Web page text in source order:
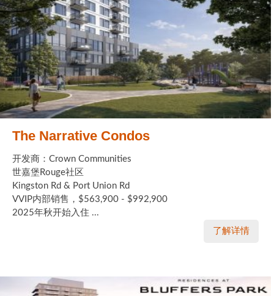
The Narrative Condos
开发商：Crown Communities
世嘉堡Rouge社区
Kingston Rd & Port Union Rd
VVIP内部销售，$563,900 - $992,900
2025年秋开始入住 ...
了解详情